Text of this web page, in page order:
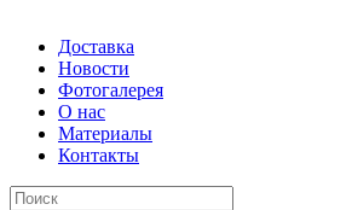
Доставка
Новости
Фотогалерея
О нас
Материалы
Контакты